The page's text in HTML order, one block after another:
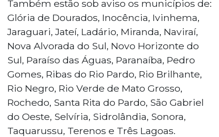
Também estão sob aviso os municípios de:
Glória de Dourados, Inocência, Ivinhema,
Jaraguari, Jateí, Ladário, Miranda, Naviraí,
Nova Alvorada do Sul, Novo Horizonte do
Sul, Paraíso das Águas, Paranaíba, Pedro
Gomes, Ribas do Rio Pardo, Rio Brilhante,
Rio Negro, Rio Verde de Mato Grosso,
Rochedo, Santa Rita do Pardo, São Gabriel
do Oeste, Selvíria, Sidrolândia, Sonora,
Taquarussu, Terenos e Três Lagoas.